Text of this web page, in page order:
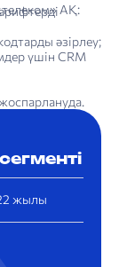
АҚ:
әзірлеу;
үшін CRM
жылы